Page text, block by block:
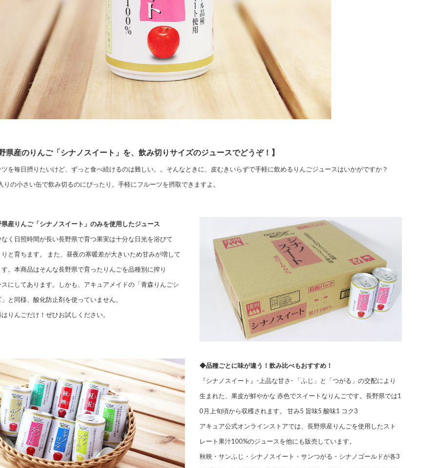
県産のりんご「シナノスイート」を、飲み切りサイズのジュースでどうぞ！】
ツを毎日摂りたいけど、ずっと食べ続けるのは難しい。。そんなときに、皮むきいらずで手軽に飲めるりんごジュースはいかがですか？
りの小さい缶で飲み切るのにぴったり。手軽にフルーツを摂取できますよ。
産りんご「シナノスイート」のみを使用したジュース
なく日照時間が長い長野県で育つ果実は十分な日光を浴びて
りと育ちます。 また、昼夜の寒暖差が大きいため甘みが増して
す。本商品はそんな長野県で育ったりんごを品種別に搾り
スにしてあります。しかも、アキュアメイドの「青森りんごシ
と同様、酸化防止剤を使っていません。
りんごだけ！ぜひお試しください。
◆品種ごとに味が違う！飲み比べもおすすめ！
『シナノスイート』-上品な甘さ- 「ふじ」と「つがる」の交配により
生まれた、果皮が鮮やかな 赤色でスイートなりんごです。長野県では1
0月上旬頃から収穫されます。 甘み5 旨味5 酸味1 コク3
アキュア公式オンラインストアでは、長野県産りんごを使用したスト
レート果汁100%のジュースを他にも販売しています。
秋映・サンふじ・シナノスイート・サンつがる・シナノゴールドが各3